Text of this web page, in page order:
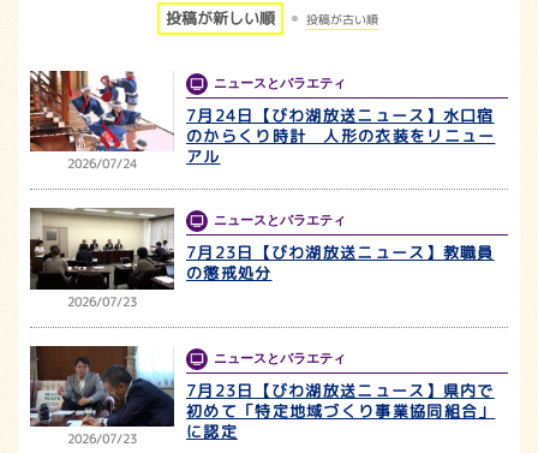
投稿が新しい順 投稿が古い順
2026/07/24
ニュースとバラエティ
7月24日【びわ湖放送ニュース】水口宿
のからくり時計 人形の衣装をリニュー
アル
2026/07/23
ニュースとバラエティ
7月23日【びわ湖放送ニュース】教職員
の懲戒処分
2026/07/23
ニュースとバラエティ
7月23日【びわ湖放送ニュース】県内で
初めて「特定地域づくり事業協同組合」
に認定